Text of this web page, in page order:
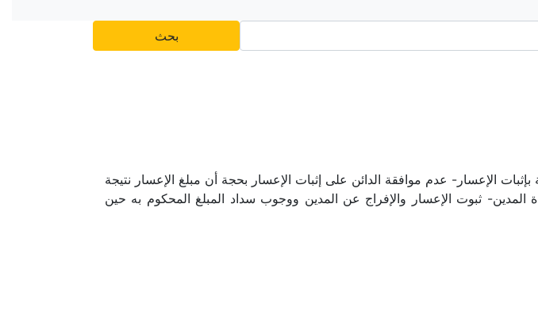
بحث
الإعسار- عدم موافقة الدائن على إثبات الإعسار بحجة أن مبلغ الإعسار نتيجة
ثبوت الإعسار والإفراج عن المدين ووجوب سداد المبلغ المحكوم به حين